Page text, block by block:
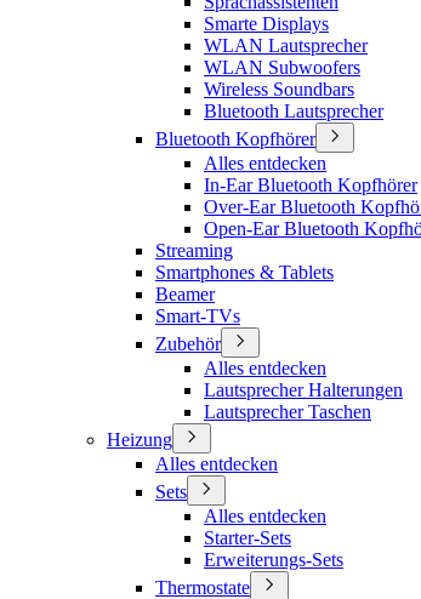
Smarte Displays
WLAN Lautsprecher
WLAN Subwoofers
Wireless Soundbars
Bluetooth Lautsprecher
Bluetooth Kopfhörer
Alles entdecken
In-Ear Bluetooth Kopfhörer
Over-Ear Bluetooth
Open-Ear Bluetooth
Streaming
Smartphones & Tablets
Beamer
Smart-TVs
Zubehör
Alles entdecken
Lautsprecher Halterungen
Lautsprecher Taschen
Heizung
Alles entdecken
Sets
Alles entdecken
Starter-Sets
Erweiterungs-Sets
Thermostate